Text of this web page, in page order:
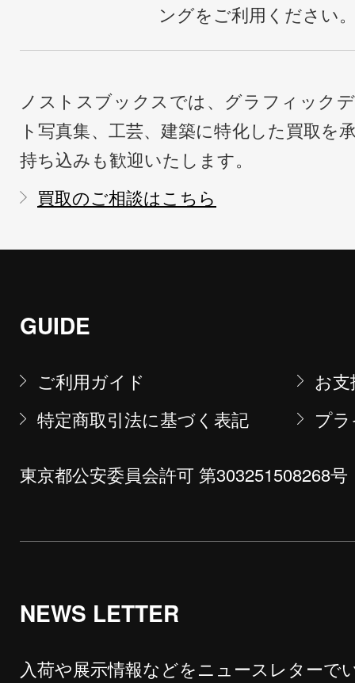
ングをご利用ください
ノストスブックスでは、グラフィック
ト写真集、工芸、建築に特化した買取を
持ち込みも歓迎いたします。
買取のご相談はこちら
GUIDE
ご利用ガイド
お
特定商取引法に基づく表記
プ
東京都公安委員会許可 第303251508268号
NEWS LETTER
入荷や展示情報などをニュースレターで